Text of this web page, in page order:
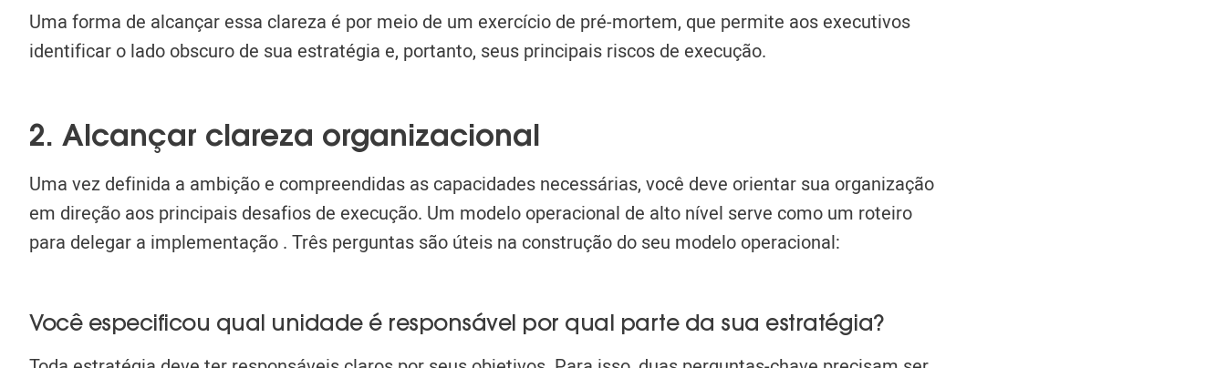
Uma forma de alcançar essa clareza é por meio de um exercício de pré-mortem, que permite aos executivos
identificar o lado obscuro de sua estratégia e, portanto, seus principais riscos de execução.
2. Alcançar clareza organizacional
Uma vez definida a ambição e compreendidas as capacidades necessárias, você deve orientar sua organização
em direção aos principais desafios de execução. Um modelo operacional de alto nível serve como um roteiro
para delegar a implementação . Três perguntas são úteis na construção do seu modelo operacional:
Você especificou qual unidade é responsável por qual parte da sua estratégia?